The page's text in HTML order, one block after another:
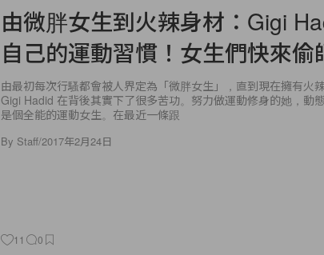
由微胖女生到火辣身材：Gigi
自己的運動習慣！女生們快來偷
由最初每次行騷都會被人界定為「微胖女生」，直到現在擁有火
Gigi Hadid 在背後其實下了很多苦功。努力做運動修身的她，動
是個全能的運動女生。在最近一條跟
By Staff/2017年2月24日
11 0